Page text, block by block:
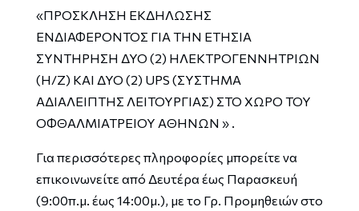
«ΠΡΟΣΚΛΗΣΗ ΕΚΔΗΛΩΣΗΣ
ΕΝΔΙΑΦΕΡΟΝΤΟΣ ΓΙΑ ΤΗΝ ΕΤΗΣΙΑ
ΣΥΝΤΗΡΗΣΗ ΔΥΟ (2) ΗΛΕΚΤΡΟΓΕΝΝΗΤΡΙΩΝ
(Η/Ζ) ΚΑΙ ΔΥΟ (2) UPS (ΣΥΣΤΗΜΑ
ΑΔΙΑΛΕΙΠΤΗΣ ΛΕΙΤΟΥΡΓΙΑΣ) ΣΤΟ ΧΩΡΟ ΤΟΥ
ΟΦΘΑΛΜΙΑΤΡΕΙΟΥ ΑΘΗΝΩΝ » .
Για περισσότερες πληροφορίες μπορείτε να
επικοινωνείτε από Δευτέρα έως Παρασκευή
(9:00π.μ. έως 14:00μ.), με το Γρ. Προμηθειών στο